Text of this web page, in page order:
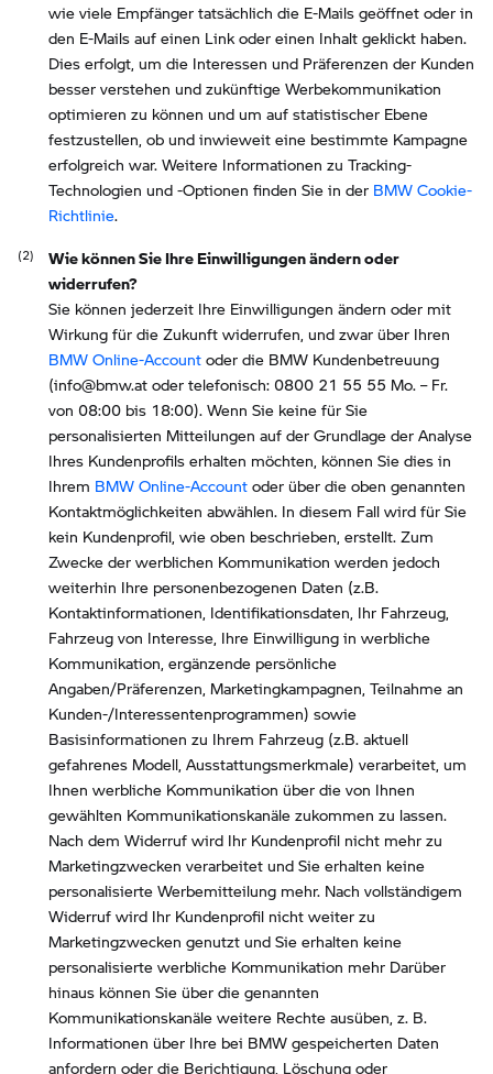
wie viele Empfänger tatsächlich die E-Mails geöffnet oder in
den E-Mails auf einen Link oder einen Inhalt geklickt haben.
Dies erfolgt, um die Interessen und Präferenzen der Kunden
besser verstehen und zukünftige Werbekommunikation
optimieren zu können und um auf statistischer Ebene
festzustellen, ob und inwieweit eine bestimmte Kampagne
erfolgreich war. Weitere Informationen zu Tracking-
Technologien und -Optionen finden Sie in der BMW Cookie-
Richtlinie.
Wie können Sie Ihre Einwilligungen ändern oder
widerrufen?
Sie können jederzeit Ihre Einwilligungen ändern oder mit
Wirkung für die Zukunft widerrufen, und zwar über Ihren
BMW Online-Account oder die BMW Kundenbetreuung
(info@bmw.at oder telefonisch: 0800 21 55 55 Mo. – Fr.
von 08:00 bis 18:00). Wenn Sie keine für Sie
personalisierten Mitteilungen auf der Grundlage der Analyse
Ihres Kundenprofils erhalten möchten, können Sie dies in
Ihrem BMW Online-Account oder über die oben genannten
Kontaktmöglichkeiten abwählen. In diesem Fall wird für Sie
kein Kundenprofil, wie oben beschrieben, erstellt. Zum
Zwecke der werblichen Kommunikation werden jedoch
weiterhin Ihre personenbezogenen Daten (z.B.
Kontaktinformationen, Identifikationsdaten, Ihr Fahrzeug,
Fahrzeug von Interesse, Ihre Einwilligung in werbliche
Kommunikation, ergänzende persönliche
Angaben/Präferenzen, Marketingkampagnen, Teilnahme an
Kunden-/Interessentenprogrammen) sowie
Basisinformationen zu Ihrem Fahrzeug (z.B. aktuell
gefahrenes Modell, Ausstattungsmerkmale) verarbeitet, um
Ihnen werbliche Kommunikation über die von Ihnen
gewählten Kommunikationskanäle zukommen zu lassen.
Nach dem Widerruf wird Ihr Kundenprofil nicht mehr zu
Marketingzwecken verarbeitet und Sie erhalten keine
personalisierte Werbemitteilung mehr. Nach vollständigem
Widerruf wird Ihr Kundenprofil nicht weiter zu
Marketingzwecken genutzt und Sie erhalten keine
personalisierte werbliche Kommunikation mehr Darüber
hinaus können Sie über die genannten
Kommunikationskanäle weitere Rechte ausüben, z. B.
Informationen über Ihre bei BMW gespeicherten Daten
anfordern oder die Berichtigung, Löschung oder